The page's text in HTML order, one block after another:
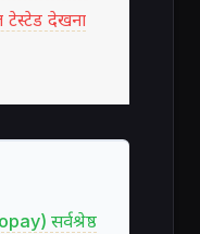
टेस्टेड देखना
सर्वश्रेष्ठ